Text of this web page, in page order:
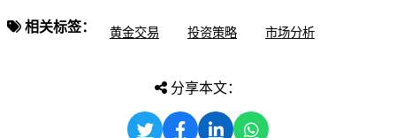
相关标签： 黄金交易 投资策略 市场分析
分享本文：